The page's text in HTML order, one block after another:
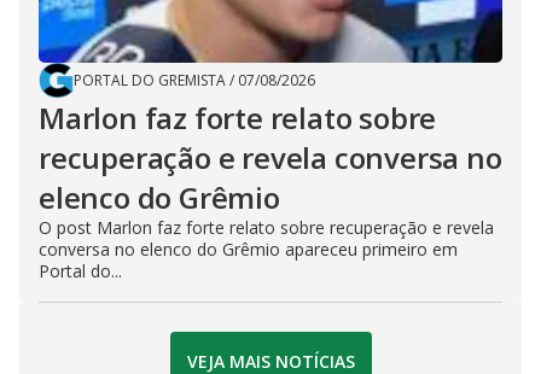
PORTAL DO GREMISTA/ 07/08/2026
Marlon faz forte relato sobre
recuperação e revela conversa no
elenco do Grêmio
O post Marlon faz forte relato sobre recuperação e revela
conversa no elenco do Grêmio apareceu primeiro em
Portal do...
VEJA MAIS NOTÍCIAS